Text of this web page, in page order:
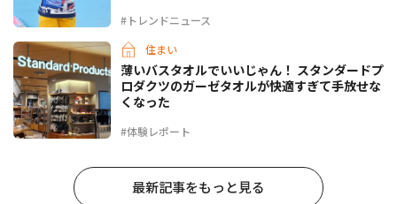
#トレンドニュース
住まい
#体験レポート
薄いバスタオルでいいじゃん！ スタンダードプ
ロダクツのガーゼタオルが快適すぎて手放せな
くなった
最新記事をもっと見る